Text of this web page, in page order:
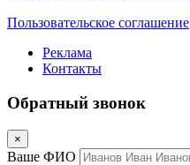
Пользовательское соглашение
Реклама
Контакты
Обратный звонок
×
Ваше ФИО